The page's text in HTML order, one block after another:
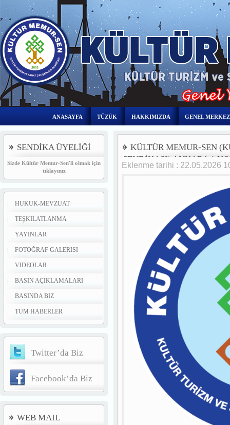
ANASAYFA TÜZÜK HAKKIMIZDA GENEL
SENDİKA ÜYELİĞİ
Sizde Kültür Memur-Sen'li olmak için
tıklayınız
HUKUK-MEVZUAT
TEŞKILATLANMA
YAYINLAR
FOTOĞRAF GALERISI
VIDEOLAR
BASIN AÇIKLAMALARI
BASINDA BIZ
TÜM HABERLER
Twitter’da Biz
Facebook’da Biz
WEB MAIL
KÜLTÜR MEMUR-SEN
SENDİKASI) ANKARA 1
GENEL KURUL
Eklenme tarihi : 22.05.2026